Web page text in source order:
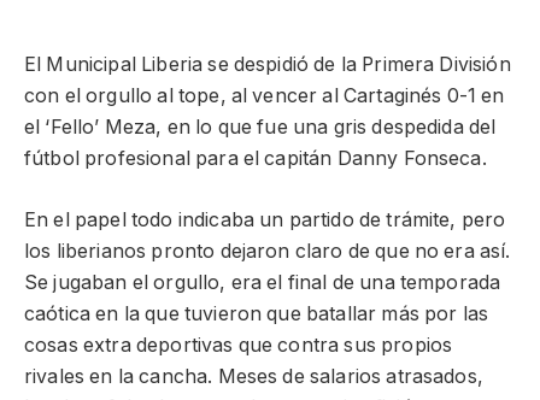
El Municipal Liberia se despidió de la Primera División
con el orgullo al tope, al vencer al Cartaginés 0-1 en
el ‘Fello’ Meza, en lo que fue una gris despedida del
fútbol profesional para el capitán Danny Fonseca.
En el papel todo indicaba un partido de trámite, pero
los liberianos pronto dejaron claro de que no era así.
Se jugaban el orgullo, era el final de una temporada
caótica en la que tuvieron que batallar más por las
cosas extra deportivas que contra sus propios
rivales en la cancha. Meses de salarios atrasados,